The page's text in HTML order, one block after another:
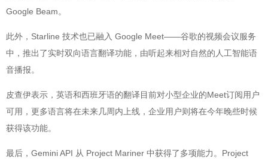
Google Beam。
此外，Starline 技术也已融入 Google Meet——谷歌的视频会议服务
中，推出了实时双向语言翻译功能，由听起来相对自然的人工智能语
音播报。
皮查伊表示，英语和西班牙语的翻译目前对小型企业的Meet订阅用户
可用，更多语言将在未来几周内上线，企业用户则将在今年晚些时候
获得该功能。
最后，Gemini API 从 Project Mariner 中获得了多项能力。Project